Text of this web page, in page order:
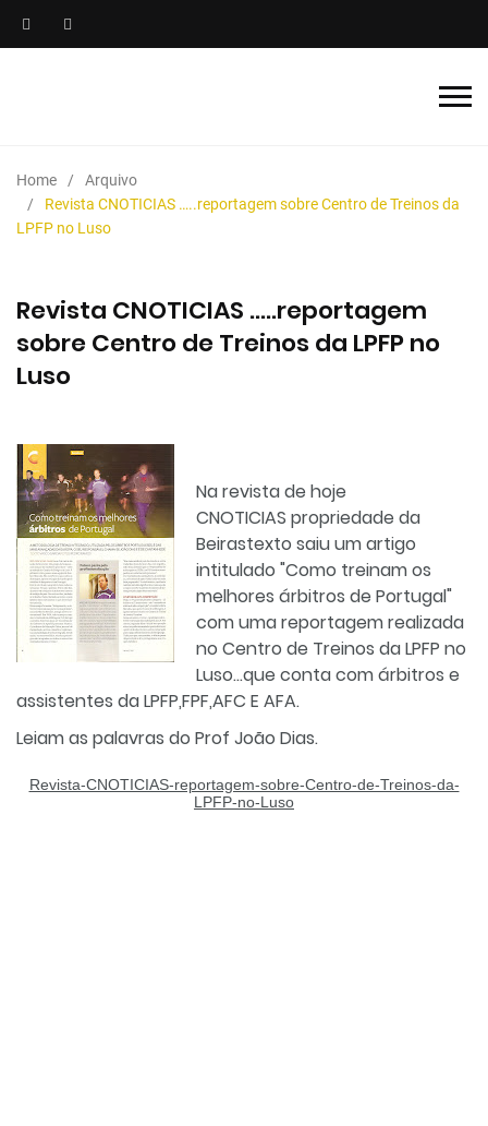
Home
Arquivo
Revista CNOTICIAS …..reportagem sobre Centro de Treinos da
LPFP no Luso
Revista CNOTICIAS …..reportagem
sobre Centro de Treinos da LPFP no
Luso
Na revista de hoje
CNOTICIAS propriedade da
Beirastexto saiu um artigo
intitulado "Como treinam os
melhores árbitros de Portugal"
com uma reportagem realizada
no Centro de Treinos da LPFP no
Luso...que conta com árbitros e
assistentes da LPFP,FPF,AFC E AFA.
Leiam as palavras do Prof João Dias.
Revista-CNOTICIAS-reportagem-sobre-Centro-de-Treinos-da-
LPFP-no-Luso